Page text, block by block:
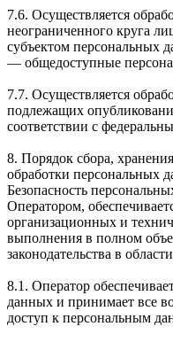
7.6. Осуществляется
неограниченного круга
субъектом персональных
— общедоступные
7.7. Осуществляется
подлежащих
соответствии с
8. Порядок сбора,
обработки персональных
Безопасность
Оператором,
организационных и
выполнения в полном
законодательства в
8.1. Оператор
данных и принимает все
доступ к персональным